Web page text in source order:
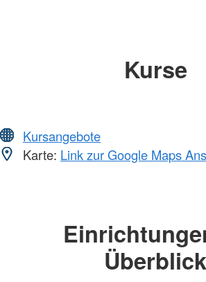
Kurse
Kursangebote
Karte: Link zur Google Maps
Überblick